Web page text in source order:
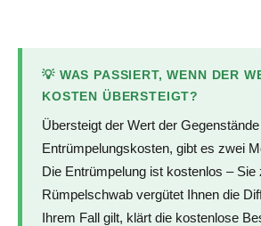
💡 WAS PASSIERT, WENN DER
KOSTEN ÜBERSTEIGT?
Übersteigt der Wert der
Entrümpelungskosten, gibt es zwei
Die Entrümpelung ist kostenlos – Sie
Rümpelschwab vergütet Ihnen die
Ihrem Fall gilt, klärt die kostenlose